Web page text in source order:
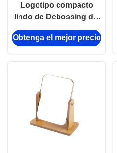
Logotipo compacto
lindo de Debossing del
espejo del espejo
cosmético de cuero de
Obtenga el mejor precio